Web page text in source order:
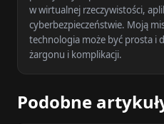
w wirtualnej rzeczywistości,
cyberbezpieczeństwie. Moją
technologia może być prosta i
żargonu i komplikacji.
Podobne